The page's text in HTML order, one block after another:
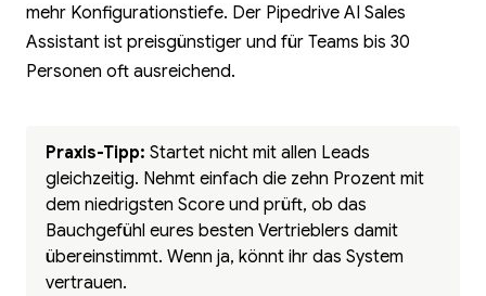
mehr Konfigurationstiefe. Der Pipedrive AI Sales
Assistant ist preisgünstiger und für Teams bis 30
Personen oft ausreichend.
Praxis-Tipp: Startet nicht mit allen Leads
gleichzeitig. Nehmt einfach die zehn Prozent mit
dem niedrigsten Score und prüft, ob das
Bauchgefühl eures besten Vertrieblers damit
übereinstimmt. Wenn ja, könnt ihr das System
vertrauen.